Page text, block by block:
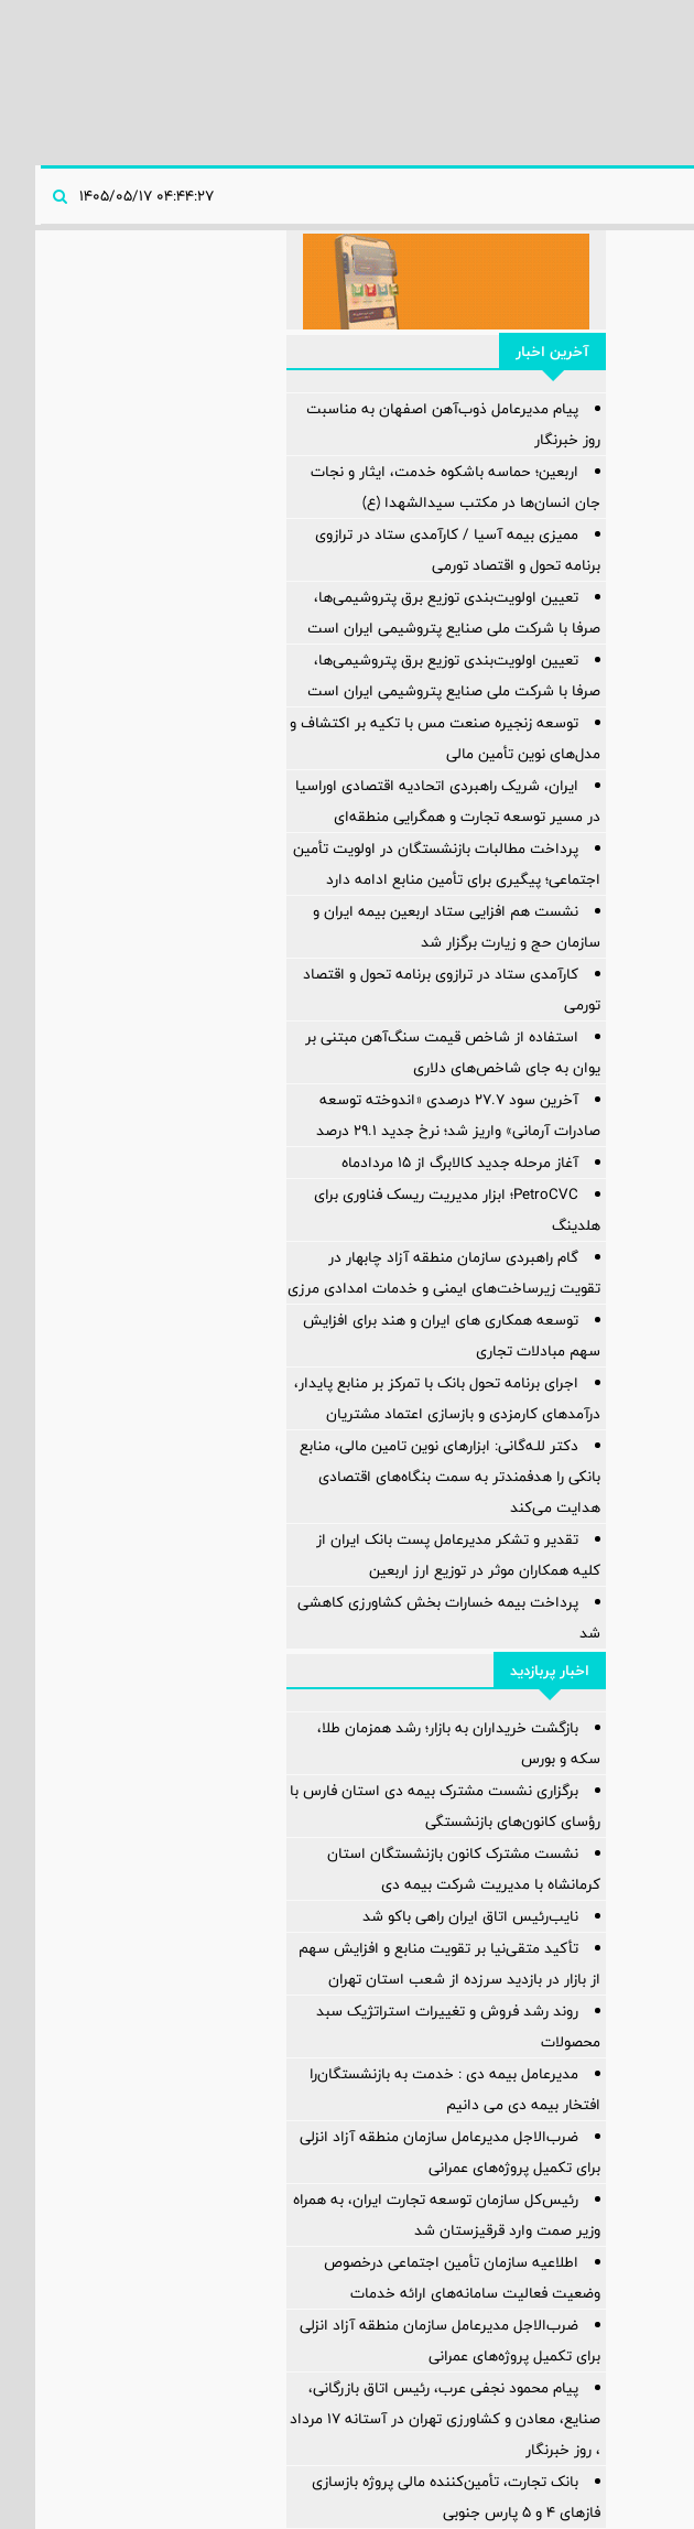
آخرین اخبار
پیام مدیرعامل ذوب‌آهن اصفهان به مناسبت
روز خبرنگار
اربعین؛ حماسه باشکوه خدمت، ایثار و نجات
جان انسان‌ها در مکتب سیدالشهدا (ع)
ممیزی بیمه آسیا / کارآمدی ستاد در ترازوی
برنامه تحول و اقتصاد تورمی
تعیین اولویت‌بندی توزیع برق پتروشیمی‌ها،
صرفا با شرکت ملی صنایع پتروشیمی ایران است
تعیین اولویت‌بندی توزیع برق پتروشیمی‌ها،
صرفا با شرکت ملی صنایع پتروشیمی ایران است
توسعه زنجیره صنعت مس با تکیه بر اکتشاف و
مدل‌های نوین تأمین مالی
ایران، شریک راهبردی اتحادیه اقتصادی اوراسیا
در مسیر توسعه تجارت و همگرایی منطقه‌ای
پرداخت مطالبات بازنشستگان در اولویت تأمین
اجتماعی؛ پیگیری برای تأمین منابع ادامه دارد
نشست هم افزایی ستاد اربعین بیمه ایران و
سازمان حج و زیارت برگزار شد
کارآمدی ستاد در ترازوی برنامه تحول و اقتصاد
تورمی
استفاده از شاخص قیمت سنگ‌آهن مبتنی بر
یوان به جای شاخص‌های دلاری
آخرین سود ۲۷.۷ درصدی «اندوخته توسعه
صادرات آرمانی» واریز شد؛ نرخ جدید ۲۹.۱ درصد
آغاز مرحله جدید کالابرگ از ۱۵ مردادماه
PetroCVC؛ ابزار مدیریت ریسک فناوری برای
هلدینگ
گام راهبردی سازمان منطقه آزاد چابهار در
تقویت زیرساخت‌های ایمنی و خدمات امدادی مرزی
توسعه همکاری های ایران و هند برای افزایش
سهم مبادلات تجاری
اجرای برنامه تحول بانک با تمرکز بر منابع پایدار،
درآمدهای کارمزدی و بازسازی اعتماد مشتریان
دکتر للـه‌گانی: ابزارهای نوین تامین مالی، منابع
بانکی را هدفمندتر به سمت بنگاه‌های اقتصادی
هدایت می‌کند
تقدیر و تشکر مدیرعامل پست بانک ایران از
کلیه همکاران موثر در توزیع ارز اربعین
پرداخت بیمه خسارات بخش کشاورزی کاهشی
شد
اخبار پربازدید
بازگشت خریداران به بازار؛ رشد همزمان طلا،
سکه و بورس
برگزاری نشست مشترک بیمه دی استان فارس با
رؤسای کانون‌های بازنشستگی
نشست مشترک کانون بازنشستگان استان
کرمانشاه با مدیریت شرکت بیمه دی
نایب‌رئیس اتاق ایران راهی باکو شد
تأکید متقی‌نیا بر تقویت منابع و افزایش سهم
از بازار در بازدید سرزده از شعب استان تهران
روند رشد فروش و تغییرات استراتژیک سبد
محصولات
مدیرعامل بیمه دی : خدمت به بازنشستگان‌را
افتخار بیمه دی می دانیم
ضرب‌الاجل مدیرعامل سازمان منطقه آزاد انزلی
برای تكمیل پروژه‌های عمرانی
رئیس‌کل سازمان توسعه تجارت ایران، به همراه
وزیر صمت وارد قرقیزستان شد
اطلاعیه سازمان تأمین اجتماعی درخصوص
وضعیت فعالیت سامانه‌های ارائه خدمات
ضرب‌الاجل مدیرعامل سازمان منطقه آزاد انزلی
برای تكمیل پروژه‌های عمرانی
پیام محمود نجفی عرب، رئیس اتاق بازرگانی،
صنایع، معادن و کشاورزی تهران در آستانه 17 مرداد
، روز خبرنگار
بانک تجارت، تأمین‌کننده مالی پروژه بازسازی
فازهای ۴ و ۵ پارس جنوبی